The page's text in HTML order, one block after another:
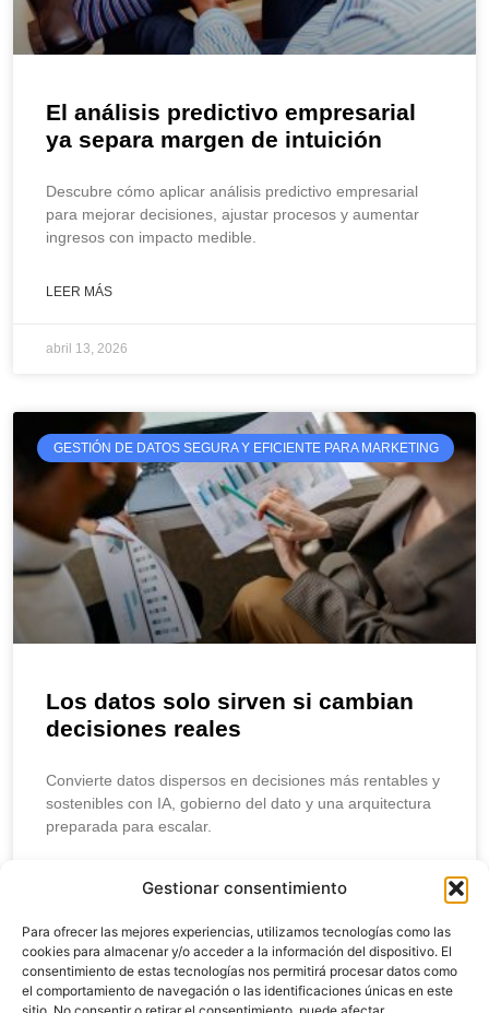
Gestionar consentimiento
Para ofrecer las mejores experiencias, utilizamos tecnologías como las
cookies para almacenar y/o acceder a la información del dispositivo. El
consentimiento de estas tecnologías nos permitirá procesar datos como
el comportamiento de navegación o las identificaciones únicas en este
El análisis predictivo empresarial
ya separa margen de intuición
Descubre cómo aplicar análisis predictivo empresarial
para mejorar decisiones, ajustar procesos y aumentar
ingresos con impacto medible.
LEER MÁS
abril 13, 2026
GESTIÓN DE DATOS SEGURA Y EFICIENTE PARA MARKETING
Los datos solo sirven si cambian
decisiones reales
Convierte datos dispersos en decisiones más rentables y
sostenibles con IA, gobierno del dato y una arquitectura
preparada para escalar.
abril 10, 2026